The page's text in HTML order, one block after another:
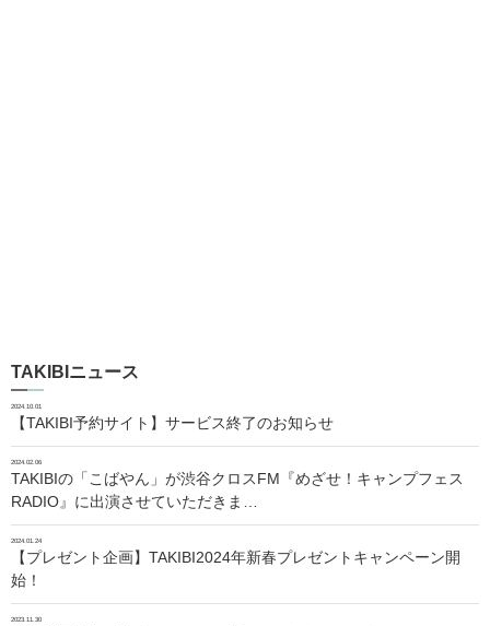
TAKIBIニュース
2024.10.01
【TAKIBI予約サイト】サービス終了のお知らせ
2024.02.06
TAKIBIの「こばやん」が渋谷クロスFM『めざせ！キャンプフェス
RADIO』に出演させていただきま…
2024.01.24
【プレゼント企画】TAKIBI2024年新春プレゼントキャンペーン開
始！
2023.11.30